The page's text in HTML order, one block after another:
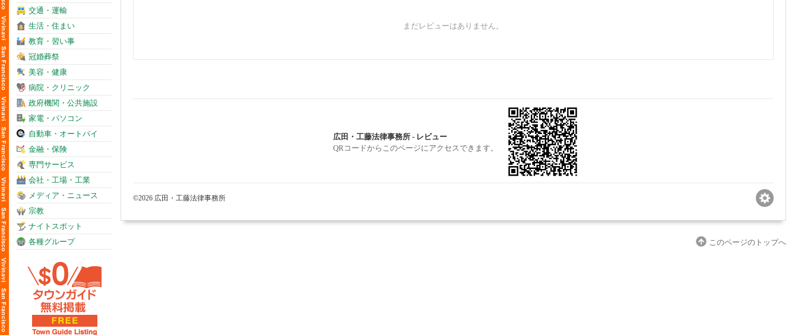
交通・運輸
生活・住まい
教育・習い事
冠婚葬祭
美容・健康
病院・クリニック
政府機関・公共施設
家電・パソコン
自動車・オートバイ
金融・保険
専門サービス
会社・工場・工業
メディア・ニュース
宗教
ナイトスポット
各種グループ
まだレビューはありません。
広田・工藤法律事務所 - レビュー
QRコードからこのページにアクセスできます。
©2026 広田・工藤法律事務所
このページのトップへ